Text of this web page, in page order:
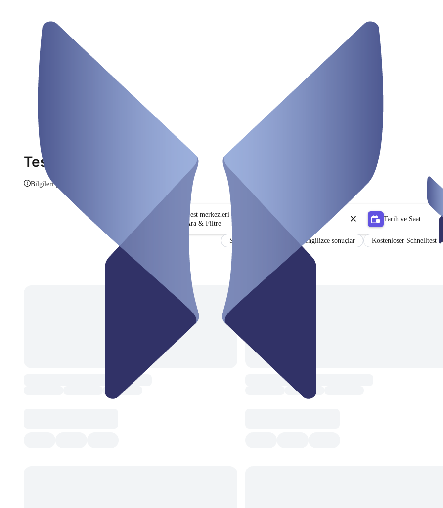
Testzentrum Wertheim
Bilgileri göster
Test merkezleri
Ara & Filtre
Tarih ve Saat
Sertifika Almanca ve İngilizce sonuçlar Kostenloser Schnelltest